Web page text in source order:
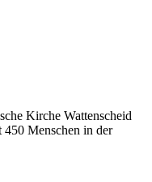
Kirche Wattenscheid
450 Menschen in der